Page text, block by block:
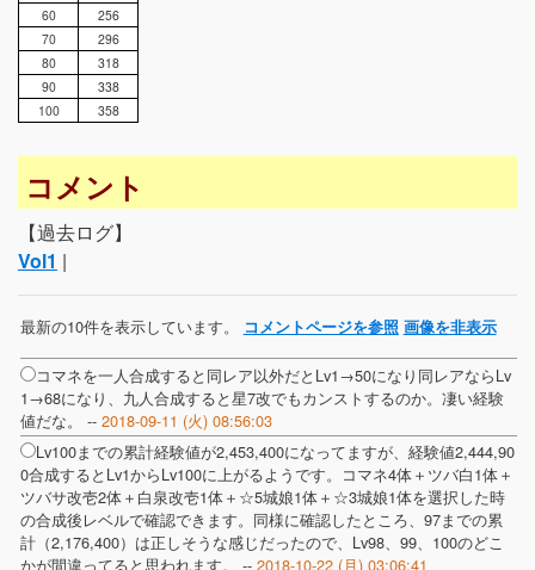
60
256
70
296
80
318
90
338
100
358
コメント
【過去ログ】
Vol1 |
最新の10件を表示しています。 コメントページを参照 画像を非表示
コマネを一人合成すると同レア以外だとLv1→50になり同レアならLv
1→68になり、九人合成すると星7改でもカンストするのか。凄い経験
値だな。 -- 2018-09-11 (火) 08:56:03
Lv100までの累計経験値が2,453,400になってますが、経験値2,444,90
0合成するとLv1からLv100に上がるようです。コマネ4体＋ツバ白1体＋
ツバサ改壱2体＋白泉改壱1体＋☆5城娘1体＋☆3城娘1体を選択した時
の合成後レベルで確認できます。同様に確認したところ、97までの累
計（2,176,400）は正しそうな感じだったので、Lv98、99、100のどこ
かが間違ってると思われます。 -- 2018-10-22 (月) 03:06:41